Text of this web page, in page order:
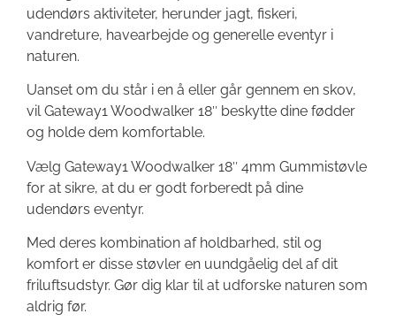
udendørs aktiviteter, herunder jagt, fiskeri,
vandreture, havearbejde og generelle eventyr i
naturen.
Uanset om du står i en å eller går gennem en skov,
vil Gateway1 Woodwalker 18″ beskytte dine fødder
og holde dem komfortable.
Vælg Gateway1 Woodwalker 18″ 4mm Gummistøvle
for at sikre, at du er godt forberedt på dine
udendørs eventyr.
Med deres kombination af holdbarhed, stil og
komfort er disse støvler en uundgåelig del af dit
friluftsudstyr. Gør dig klar til at udforske naturen som
aldrig før.